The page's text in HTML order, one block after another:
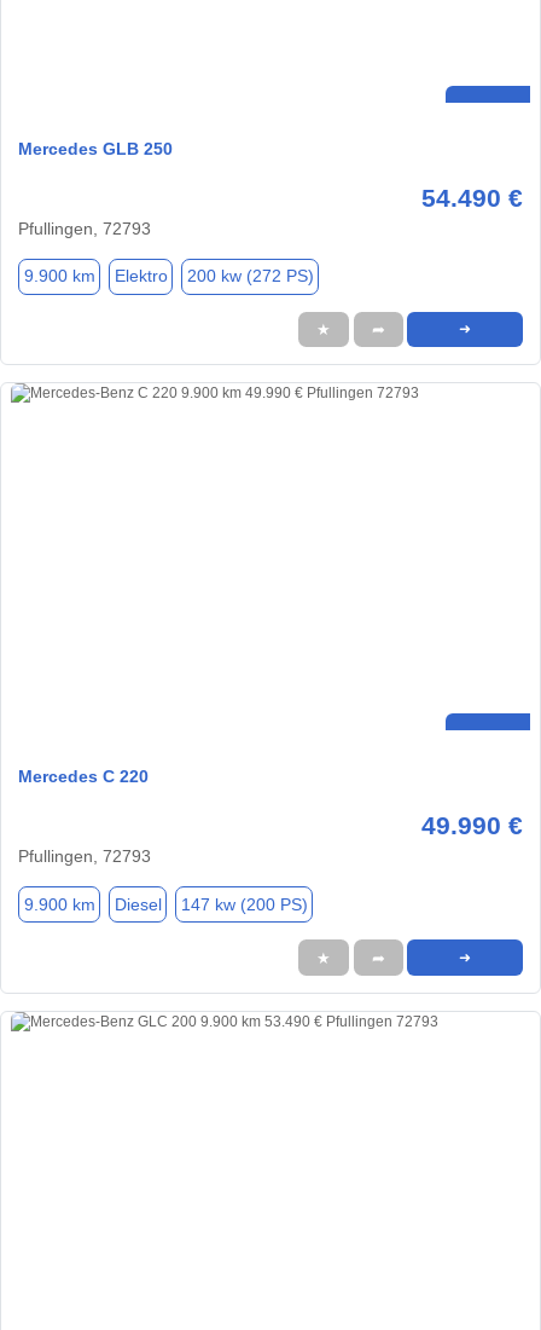
Mercedes GLB 250
54.490 €
Pfullingen, 72793
9.900 km Elektro 200 kw (272 PS)
★ ➦ ➜
Mercedes C 220
49.990 €
Pfullingen, 72793
9.900 km Diesel 147 kw (200 PS)
★ ➦ ➜